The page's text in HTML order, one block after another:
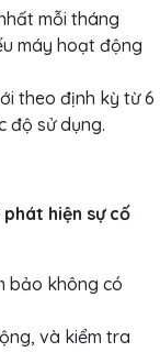
mỗi tháng
máy hoạt động
theo định kỳ từ 6
độ sử dụng.
hiện sự cố
bảo không có
và kiểm tra